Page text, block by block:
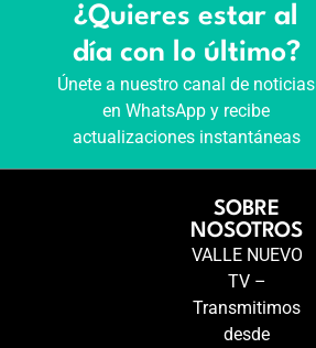
¿Quieres estar al
día con lo último?
Únete a nuestro canal de noticias
en WhatsApp y recibe
actualizaciones instantáneas
SOBRE
NOSOTROS
VALLE NUEVO
TV –
Transmitimos
desde